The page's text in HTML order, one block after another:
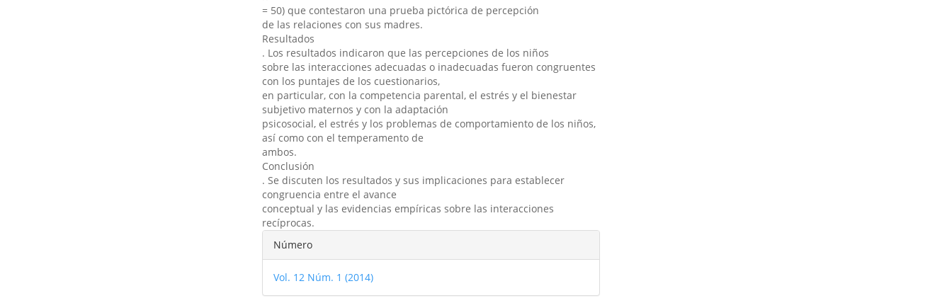
= 50) que contestaron una prueba pictórica de percepción
de las relaciones con sus madres.
Resultados
. Los resultados indicaron que las percepciones de los niños
sobre las interacciones adecuadas o inadecuadas fueron congruentes
con los puntajes de los cuestionarios,
en particular, con la competencia parental, el estrés y el bienestar
subjetivo maternos y con la adaptación
psicosocial, el estrés y los problemas de comportamiento de los niños,
así como con el temperamento de
ambos.
Conclusión
. Se discuten los resultados y sus implicaciones para establecer
congruencia entre el avance
conceptual y las evidencias empíricas sobre las interacciones
recíprocas.
Detalles
del
artículo
Número
Vol. 12 Núm. 1 (2014)